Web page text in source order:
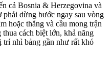
cả Bosnia & Herzegovina và
dừng bước ngay sau vòng
hoặc thắng và cầu mong trận
cách biệt lớn, khả năng
nhì bảng gần như rất khó